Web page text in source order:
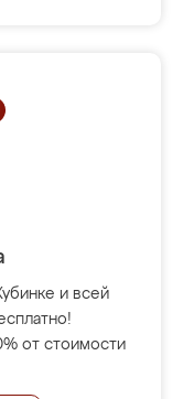
и всей
от стоимости